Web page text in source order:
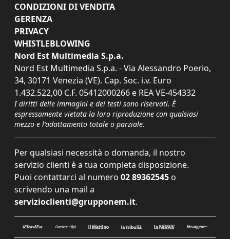
CONDIZIONI DI VENDITA
GERENZA
PRIVACY
WHISTLEBLOWING
Nord Est Multimedia S.p.a.
Nord Est Multimedia S.p.a. - Via Alessandro Poerio,
34, 30171 Venezia (VE). Cap. Soc. i.v. Euro
1.432.522,00 C.F. 05412000266 e REA VE-454332
I diritti delle immagini e dei testi sono riservati. È
espressamente vietata la loro riproduzione con qualsiasi
mezzo e l'adattamento totale o parziale.
Per qualsiasi necessità o domanda, il nostro
servizio clienti è a tua completa disposizione.
Puoi contattarci al numero 02 89362545 o
scrivendo una mail a
servizioclienti@grupponem.it.